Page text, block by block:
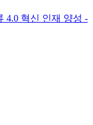
4.0 혁신 인재 양성 -